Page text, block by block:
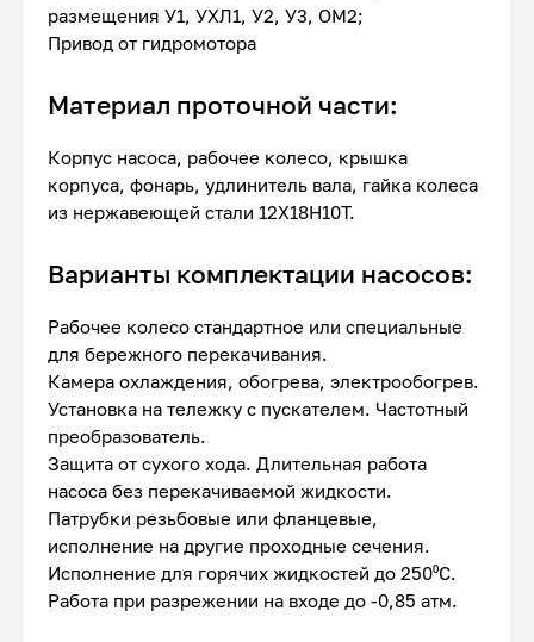
размещения У1, УХЛ1, У2, У3, ОМ2;
Привод от гидромотора
Материал проточной части:
Корпус насоса, рабочее колесо, крышка
корпуса, фонарь, удлинитель вала, гайка колеса
из нержавеющей стали 12Х18Н10Т.
Варианты комплектации насосов:
Рабочее колесо стандартное или специальные
для бережного перекачивания.
Камера охлаждения, обогрева, электрообогрев.
Установка на тележку с пускателем. Частотный
преобразователь.
Защита от сухого хода. Длительная работа
насоса без перекачиваемой жидкости.
Патрубки резьбовые или фланцевые,
исполнение на другие проходные сечения.
Исполнение для горячих жидкостей до 250⁰С.
Работа при разрежении на входе до -0,85 атм.